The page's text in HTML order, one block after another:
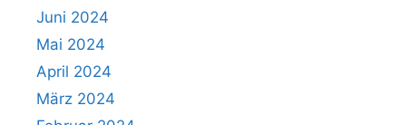
Juni 2024
Mai 2024
April 2024
März 2024